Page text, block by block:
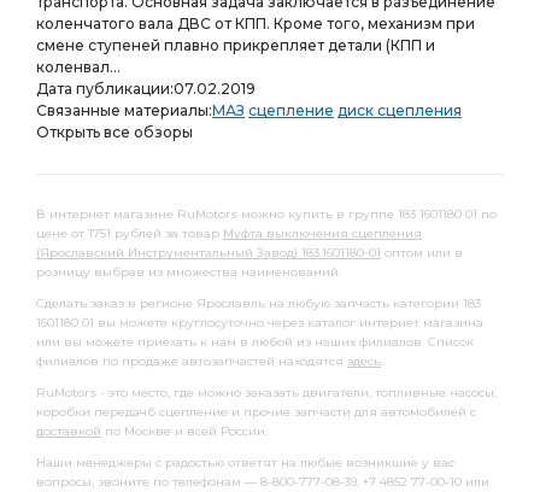
коленчатого вала ДВС от КПП. Кроме того, механизм при
смене ступеней плавно прикрепляет детали (КПП и
коленвал...
Дата публикации:07.02.2019
Связанные материалы:МАЗ сцепление диск сцепления
Открыть все обзоры
В интернет магазине RuMotors можно купить в группе 183 1601180 01 по
цене от 1751 рублей за товар Муфта выключения сцепления
(Ярославский Инструментальный Завод) 183.1601180-01 оптом или в
розницу выбрав из множества наименований.
Сделать заказ в регионе Ярославль на любую запчасть категории 183
1601180 01 вы можете круглосуточно через каталог интернет магазина
или вы можете приехать к нам в любой из наших филиалов. Список
филиалов по продаже автозапчастей находятся здесь.
RuMotors - это место, где можно заказать двигатели, топливные насосы,
коробки передачб сцепление и прочие запчасти для автомобилей с
доставкой по Москве и всей России.
Наши менеджеры с радостью ответят на любые возникшие у вас
вопросы, звоните по телефонам — 8-800-777-08-39, +7 4852 77-00-10 или